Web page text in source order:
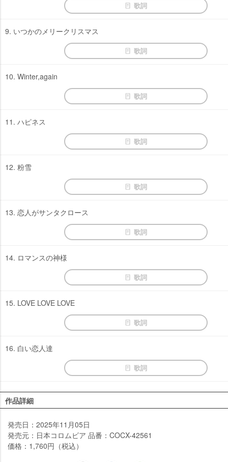
歌詞
9. いつかのメリークリスマス
歌詞
10. Winter,again
歌詞
11. ハピネス
歌詞
12. 粉雪
歌詞
13. 恋人がサンタクロース
歌詞
14. ロマンスの神様
歌詞
15. LOVE LOVE LOVE
歌詞
16. 白い恋人達
歌詞
作品詳細
発売日：2025年11月05日
発売元：日本コロムビア 品番：COCX-42561
価格：1,760円（税込）